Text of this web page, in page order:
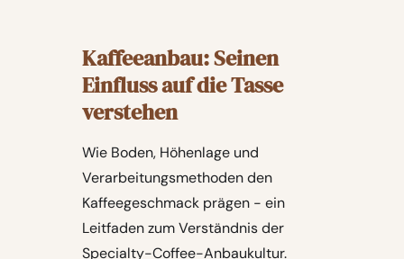
Kaffeeanbau: Seinen
Einfluss auf die Tasse
verstehen
Wie Boden, Höhenlage und
Verarbeitungsmethoden den
Kaffeegeschmack prägen - ein
Leitfaden zum Verständnis der
Specialty-Coffee-Anbaukultur.